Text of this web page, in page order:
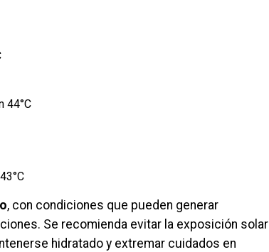
44°C
, con condiciones que pueden generar
Se recomienda evitar la exposición solar
hidratado y extremar cuidados en